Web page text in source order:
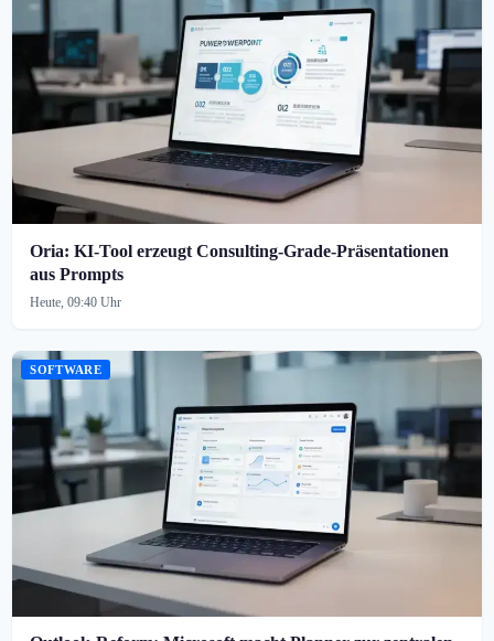
Oria: KI-Tool erzeugt Consulting-Grade-Präsentationen
aus Prompts
Heute, 09:40 Uhr
SOFTWARE